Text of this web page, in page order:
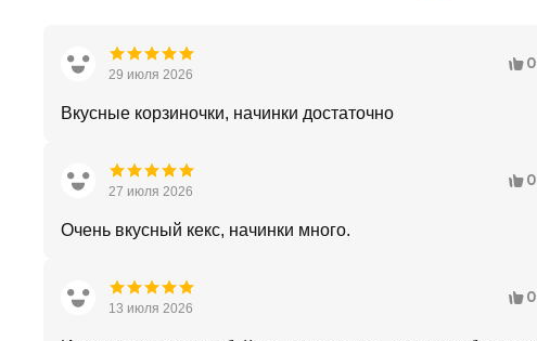
29 июля 2026
0
Вкусные корзиночки, начинки достаточно
27 июля 2026
0
Очень вкусный кекс, начинки много.
13 июля 2026
0